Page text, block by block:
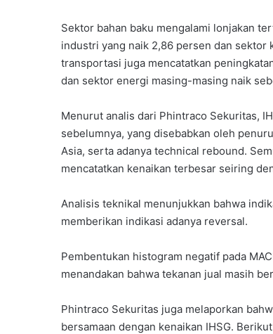
Sektor bahan baku mengalami lonjakan
industri yang naik 2,86 persen dan
transportasi juga mencatatkan
dan sektor energi masing-masing naik
Menurut analis dari Phintraco Sekuritas,
sebelumnya, yang disebabkan oleh
Asia, serta adanya technical rebound.
mencatatkan kenaikan terbesar seiring
Analisis teknikal menunjukkan bahwa
memberikan indikasi adanya reversal.
Pembentukan histogram negatif pada
menandakan bahwa tekanan jual masih
Phintraco Sekuritas juga melaporkan
bersamaan dengan kenaikan IHSG.